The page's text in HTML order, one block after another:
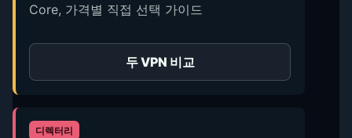
Core, 가격별 직접 선택 가이드
두 VPN 비교
디렉터리